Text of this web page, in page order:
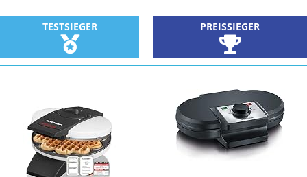
TESTSIEGER PREISSIEGER